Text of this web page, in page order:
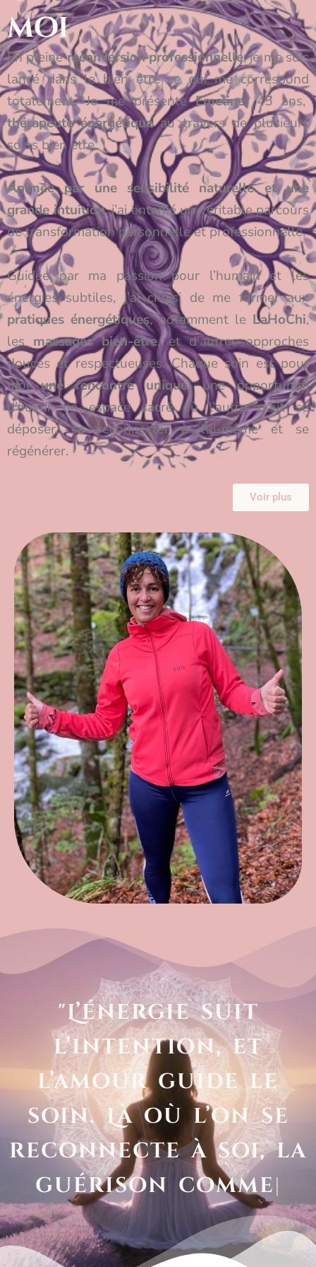
moi
En pleinereconversion professionnelle, je me suis
lancé dans le bien être ce qui me correspond
totalement. Je me présenteEmeline, 45 ans,
thérapeute énergétiqueau travers de plusieurs
soins bien être.
Animée par une sensibilité naturelle et une
grande intuition, j’ai entamé un véritable parcours
de transformation personnelle et professionnelle.
Guidée par ma passion pour l’humain et les
énergies subtiles, j’ai choisi de me former aux
pratiques énergétiques, notamment le LaHoChi,
les massages bien-être, et d’autres approches
douces et respectueuses. Chaque soin est pour
moiune rencontre unique, une opportunité
d’ouvrir un espace sacré où l’autre peut se
déposer, se reconnecter à lui-même et se
régénérer.
Voir plus
"L’énergie suit
l’intention, et
l’amour guide le
soin. Là où l’on se
reconnecte à soi, la
guérison
commence."